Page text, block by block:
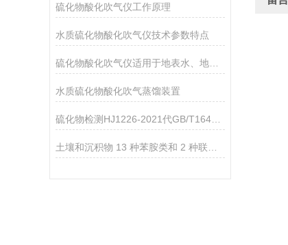
硫化物酸化吹气仪工作原理
水质硫化物酸化吹气仪技术参数特点
硫化物酸化吹气仪适用于地表水、地下水、生活污水和工业废水中硫化物
水质硫化物酸化吹气蒸馏装置
硫化物检测HJ1226-2021代GB/T16489-1996你变了吗